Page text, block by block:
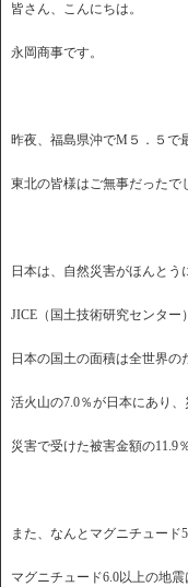
皆さん、こんにちは。
永岡商事です。
昨夜、福島県沖でM５．５で
東北の皆様はご無事だったで
日本は、自然災害がほんとう
JICE（国土技術研究センター
日本の国土の面積は全世界の
活火山の7.0％が日本にあり
災害で受けた被害金額の11.9
また、なんとマグニチュード
マグニチュード6.0以上の地震